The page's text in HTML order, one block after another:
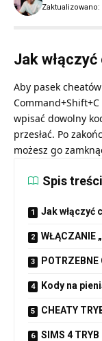
Zaktualizowano:
Jak
Aby pasek
wpisać dowolny
przesłać. Po
możesz go
Spis treści
Jak włączyć
WŁĄCZANIE
POTRZEBNE
Kody na
CHEATY
SIMS 4 TRYB